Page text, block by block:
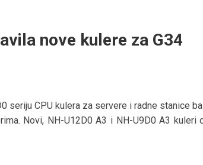
nove kulere za G34
seriju CPU kulera za servere i radne stanice
Novi, NH-U12D0 A3 i NH-U9D0 A3 kuleri